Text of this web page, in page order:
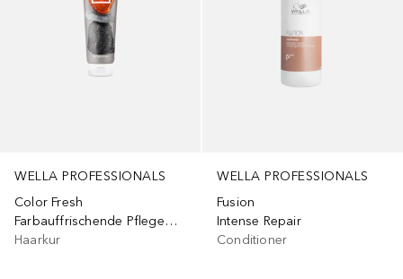
WELLA PROFESSIONALS
Color Fresh
Farbauffrischende Pflegemaske
Haarkur
WELLA PROFESSIONALS
Fusion
Intense Repair
Conditioner